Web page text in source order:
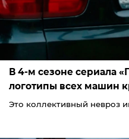
В 4-м сезоне сериала
логотипы всех машин
Это коллективный невроз